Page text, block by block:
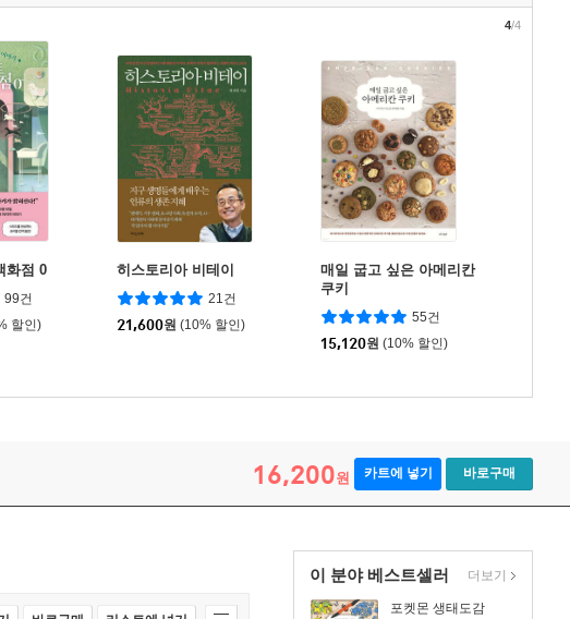
화점 0
99건
할인)
히스토리아 비테이
21건
21,600원 (10% 할인)
매일 굽고 싶은 아메리칸
쿠키
55건
15,120원 (10% 할인)
4/4
16,200원 카트에 넣기 바로구매
이 분야 베스트셀러
포켓몬 생태도감
더보기